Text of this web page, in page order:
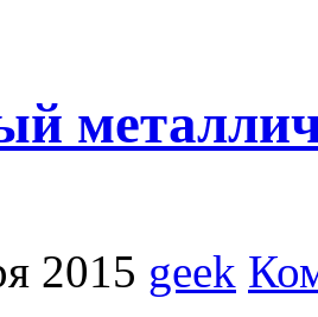
2015 geek